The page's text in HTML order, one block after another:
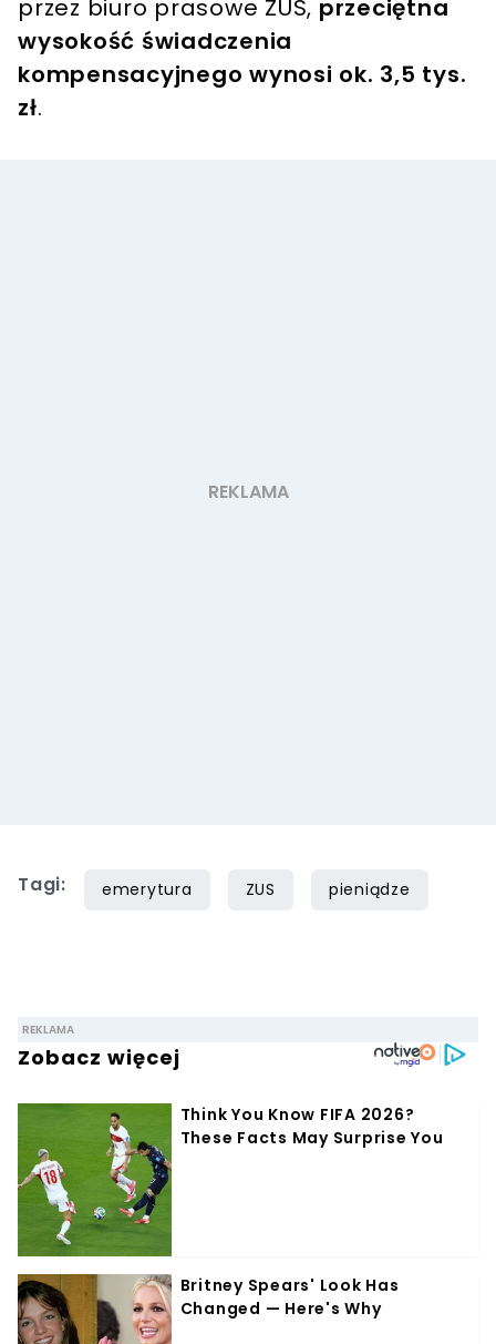
przez biuro prasowe ZUS, przeciętna
wysokość świadczenia
kompensacyjnego wynosi ok. 3,5 tys.
zł.
Tagi: emerytura ZUS pieniądze